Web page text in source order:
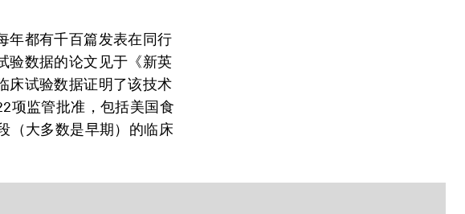
年都有千百篇发表在同行
验数据的论文见于《新英
床试验数据证明了该技术
项监管批准，包括美国食
（大多数是早期）的临床